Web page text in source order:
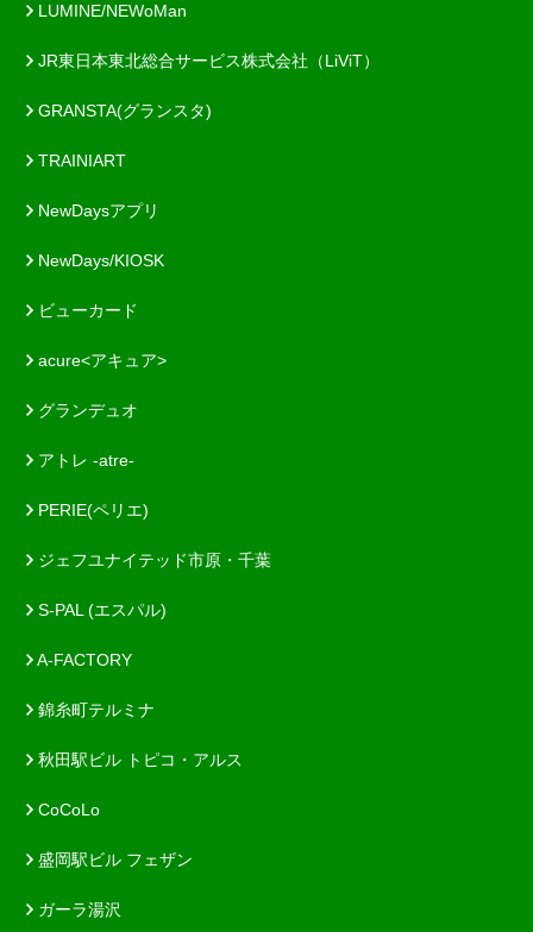
LUMINE/NEWoMan
JR東日本東北総合サービス株式会社（LiViT）
GRANSTA(グランスタ)
TRAINIART
NewDaysアプリ
NewDays/KIOSK
ビューカード
acure<アキュア>
グランデュオ
アトレ -atre-
PERIE(ペリエ)
ジェフユナイテッド市原・千葉
S-PAL (エスパル)
A-FACTORY
錦糸町テルミナ
秋田駅ビル トピコ・アルス
CoCoLo
盛岡駅ビル フェザン
ガーラ湯沢